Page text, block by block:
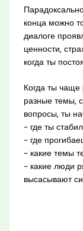
конца можно
диалоге
ценности,
когда ты
Когда ты чаще
разные темы,
вопросы, ты
– где ты
– где
– какие темы
– какие люди
высасывают